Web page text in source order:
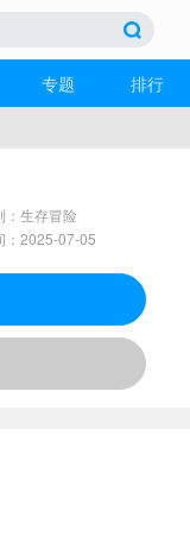
专题
排行
：生存冒险
：2025-07-05